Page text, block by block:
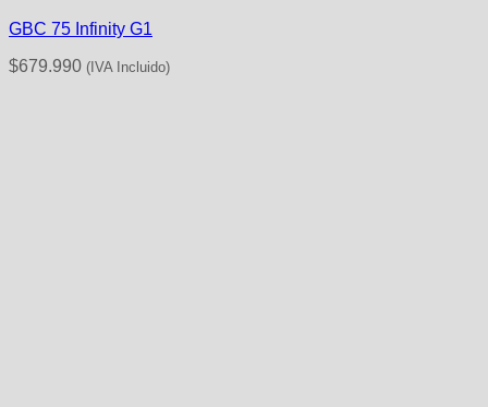
GBC 75 Infinity G1
$679.990 (IVA Incluido)